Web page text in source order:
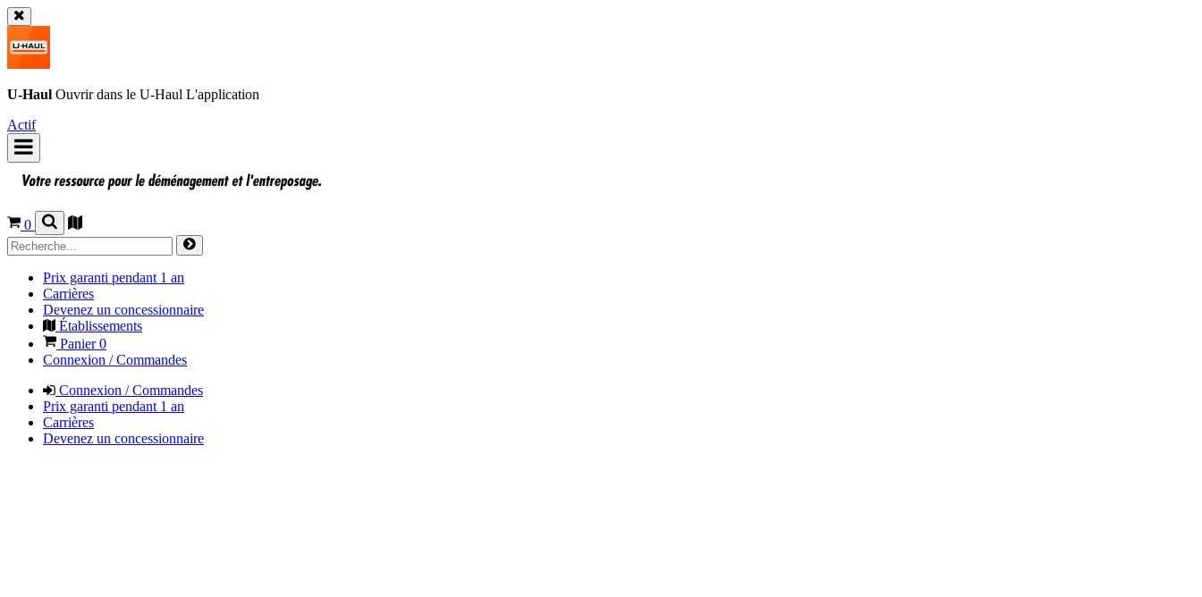
U-Haul Ouvrir dans le U-Haul L'application
Actif
0
Prix garanti pendant 1 an
Carrières
Devenez un concessionnaire
Établissements
Panier0
Connexion / Commandes
Connexion / Commandes
Prix garanti pendant 1 an
Carrières
Devenez un concessionnaire